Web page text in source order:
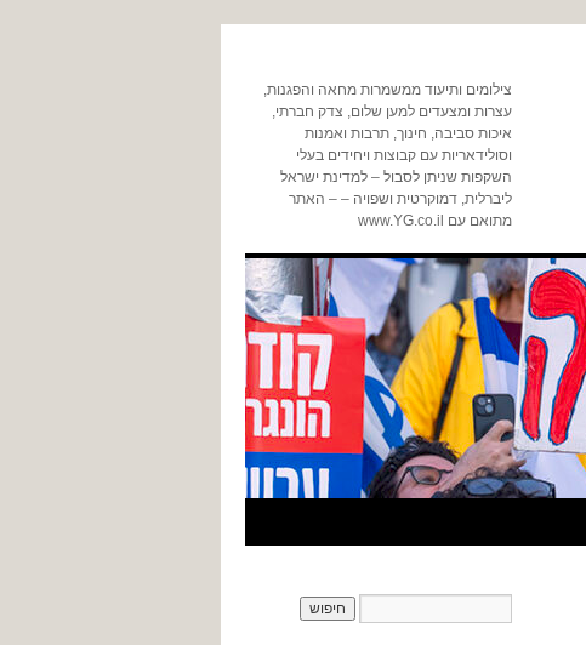
צילומים ותיעוד ממשמרות מחאה והפגנות,
עצרות ומצעדים למען שלום, צדק חברתי,
איכות סביבה, חינוך, תרבות ואמנות
וסולידאריות עם קבוצות ויחידים בעלי
השקפות שניתן לסבול – למדינת ישראל
ליברלית, דמוקרטית ושפויה – – האתר
מתואם עם www.YG.co.il